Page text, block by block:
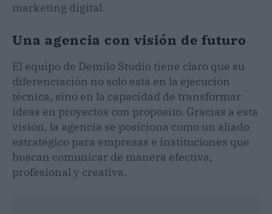
marketing digital.
Una agencia con visión de futuro
El equipo de Demilo Studio tiene claro que su
diferenciación no solo está en la ejecución
técnica, sino en la capacidad de transformar
ideas en proyectos con propósito. Gracias a esta
visión, la agencia se posiciona como un aliado
estratégico para empresas e instituciones que
buscan comunicar de manera efectiva,
profesional y creativa.